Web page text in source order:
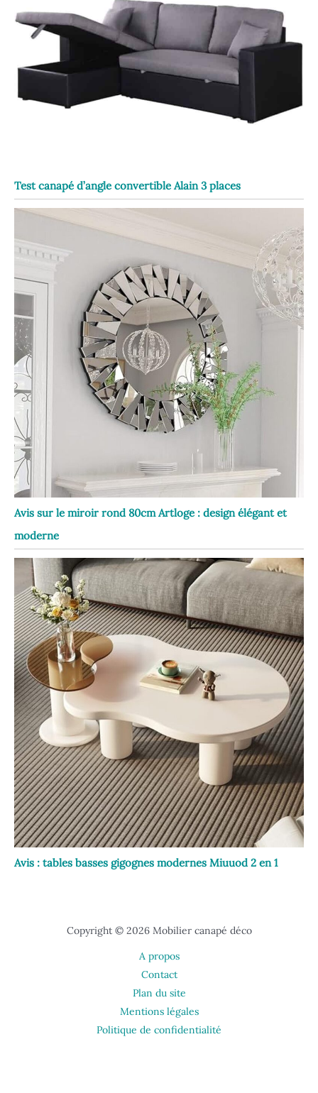
Test canapé d’angle convertible Alain 3 places
Avis sur le miroir rond 80cm Artloge : design élégant et
moderne
Avis : tables basses gigognes modernes Miuuod 2 en 1
Copyright © 2026 Mobilier canapé déco
A propos
Contact
Plan du site
Mentions légales
Politique de confidentialité